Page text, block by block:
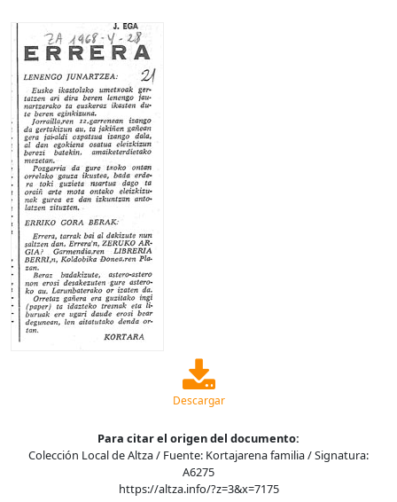
Descargar
Para citar el origen del documento:
Colección Local de Altza / Fuente: Kortajarena familia / Signatura:
A6275
https://altza.info/?z=3&x=7175